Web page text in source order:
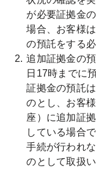
が必要証拠金
場合、お客様
の預託をする
追加証拠金の
日17時までに
証拠金の預託
のとし、お客
座）に追加証
している場合
手続が行われ
のとして取扱い